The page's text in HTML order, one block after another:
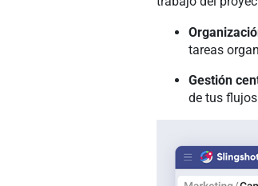
tareas
Gestión
de tus